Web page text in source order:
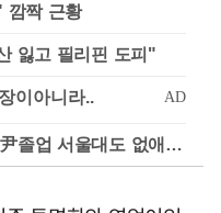
깜짝 근황
잃고 필리핀 도피"
유승민 "육사 탓에 쿠데타?…尹졸업 서울대도 없애나"